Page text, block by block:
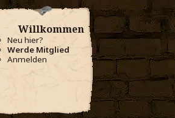
Willkommen
Neu hier?
Werde Mitglied
Anmelden